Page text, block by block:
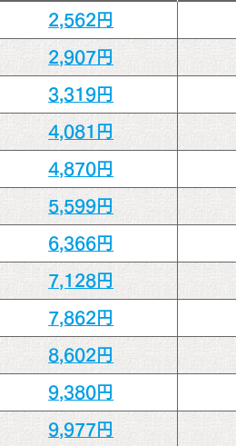
2,562円
2,907円
3,319円
4,081円
4,870円
5,599円
6,366円
7,128円
7,862円
8,602円
9,380円
9,977円